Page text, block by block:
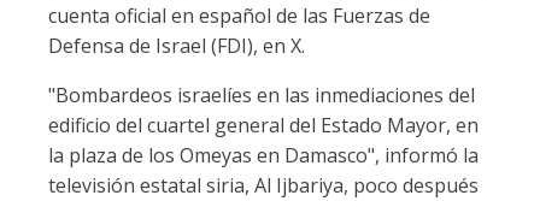
cuenta oficial en español de las Fuerzas de
Defensa de Israel (FDI), en X.
"Bombardeos israelíes en las inmediaciones del
edificio del cuartel general del Estado Mayor, en
la plaza de los Omeyas en Damasco", informó la
televisión estatal siria, Al Ijbariya, poco después